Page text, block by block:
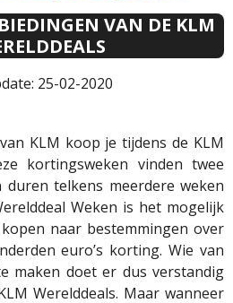
VAN DE KLM
25-02-2020
KLM koop je tijdens de KLM
kortingsweken vinden twee
telkens meerdere weken
Weken is het mogelijk
naar bestemmingen over
euro’s korting. Wie van
maken doet er dus verstandig
Werelddeals. Maar wanneer